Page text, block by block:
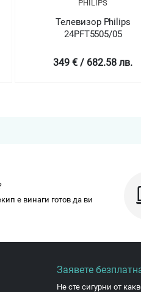
Philips
лв.
е винаги готов да ви
Заявете
Не сте сигурни от